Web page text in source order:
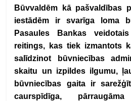
Būvvaldēm kā pašvaldības
iestādēm ir svarīga loma
Pasaules Bankas
reitings, kas tiek izmantots
salīdzinot būvniecības
skaitu un izpildes ilgumu,
būvniecības gaita ir
caurspīdīga,